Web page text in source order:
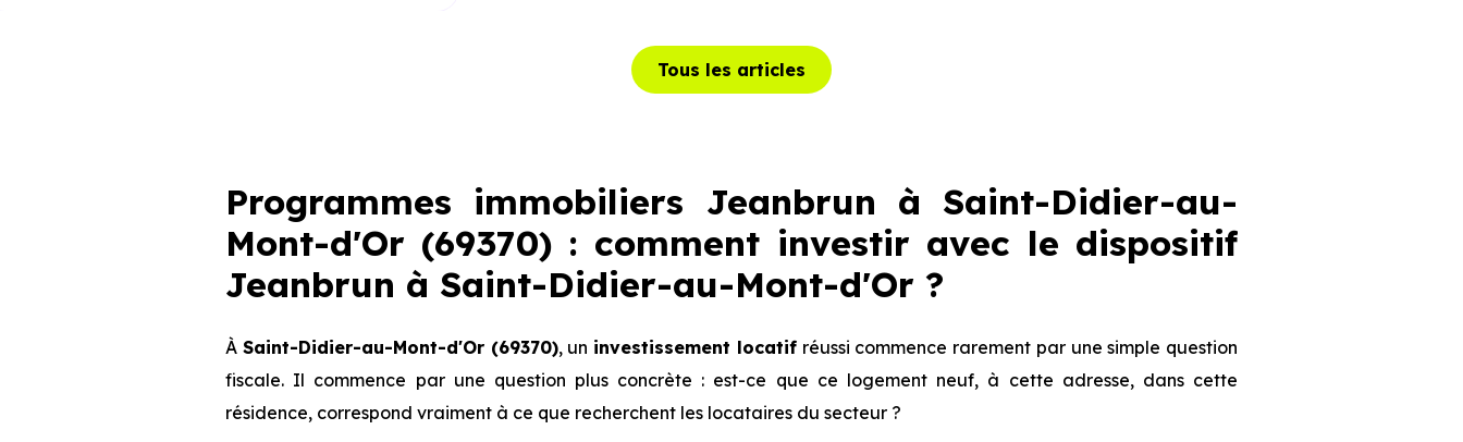
Tous les articles
Programmes immobiliers Jeanbrun à Saint-Didier-au-
Mont-d'Or (69370) : comment investir avec le dispositif
Jeanbrun à Saint-Didier-au-Mont-d'Or ?
À Saint-Didier-au-Mont-d'Or (69370), un investissement locatifréussi commence rarement par une simple question
fiscale. Il commence par une question plus concrète : est-ce que ce logement neuf, à cette adresse, dans cette
résidence, correspond vraiment à ce que recherchent les locataires du secteur ?